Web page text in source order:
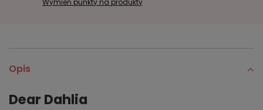
Wymień punkty na produkty
Opis
Dear Dahlia